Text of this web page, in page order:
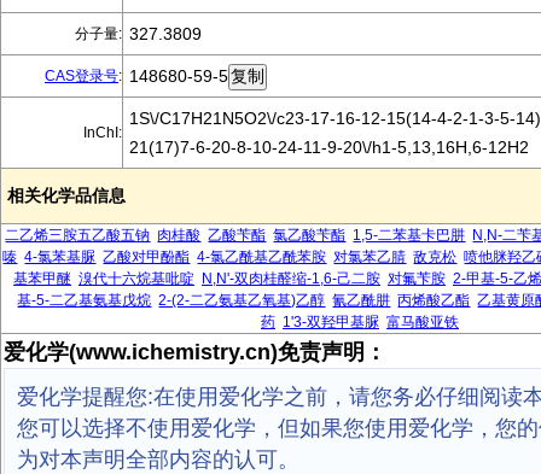
分子量: 327.3809
CAS登录号: 148680-59-5
InChI:
1S\/C17H21N5O2\/c23-17-16-12-15(14-4-2-1-3-5-
21(17)7-6-20-8-10-24-11-9-20\/h1-5,13,16H,6-12H2
相关化学品信息
二乙烯三胺五乙酸五钠 肉桂酸 乙酸苄酯 氯乙酸苄酯 1,5-二苯基卡巴肼 N,N-二苄
嗪 4-氯苯基脲 乙酸对甲酚酯 4-氯乙酰基乙酰苯胺 对氯苯乙腈 敌克松 喷他脒羟乙
基苯甲醚 溴代十六烷基吡啶 N,N'-双肉桂醛缩-1,6-己二胺 对氟苄胺 2-甲基-5-乙
基-5-二乙基氨基戊烷 2-(2-二乙氨基乙氧基)乙醇 氰乙酰肼 丙烯酸乙酯 乙基黄原
药 1'3-双羟甲基脲 富马酸亚铁
爱化学(www.ichemistry.cn)免责声明：
爱化学提醒您:在使用爱化学之前，请您务必仔细阅读
您可以选择不使用爱化学，但如果您使用爱化学，您
为对本声明全部内容的认可。